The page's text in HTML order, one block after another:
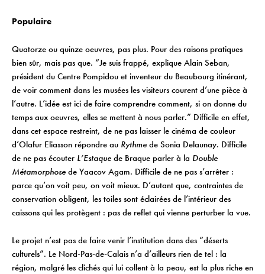
Populaire
Quatorze ou quinze oeuvres, pas plus. Pour des raisons pratiques
bien sûr, mais pas que. “Je suis frappé, explique Alain Seban,
président du Centre Pompidou et inventeur du Beaubourg itinérant,
de voir comment dans les musées les visiteurs courent d’une pièce à
l’autre. L’idée est ici de faire comprendre comment, si on donne du
temps aux oeuvres, elles se mettent à nous parler.” Difficile en effet,
dans cet espace restreint, de ne pas laisser le cinéma de couleur
d’Olafur Eliasson répondre au Rythme de Sonia Delaunay. Difficile
de ne pas écouter L’Estaque de Braque parler à la Double
Métamorphose de Yaacov Agam. Difficile de ne pas s’arrêter :
parce qu’on voit peu, on voit mieux. D’autant que, contraintes de
conservation obligent, les toiles sont éclairées de l’intérieur des
caissons qui les protègent : pas de reflet qui vienne perturber la vue.
Le projet n’est pas de faire venir l’institution dans des “déserts
culturels”. Le Nord-Pas-de-Calais n’a d’ailleurs rien de tel : la
région, malgré les clichés qui lui collent à la peau, est la plus riche en